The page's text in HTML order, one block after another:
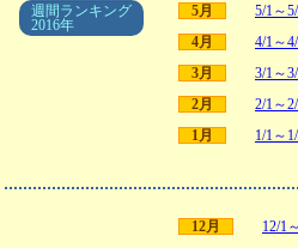
週間ランキング
2016年
5月
5/1～
4月
4/1～
3月
3/1～
2月
2/1～
1月
1/1～
12月 12/1